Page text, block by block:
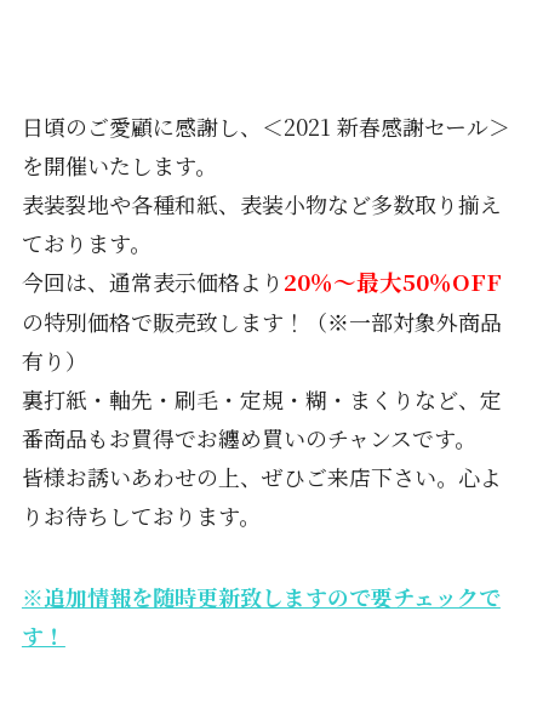
日頃のご愛顧に感謝し、＜2021 新春感謝セール＞
を開催いたします。
表装裂地や各種和紙、表装小物など多数取り揃え
ております。
今回は、通常表示価格より 20％～最大50％OFF
の特別価格で販売致します！（※一部対象外商品
有り）
裏打紙・軸先・刷毛・定規・糊・まくりなど、定
番商品もお買得でお纏め買いのチャンスです。
皆様お誘いあわせの上、ぜひご来店下さい。心よ
りお待ちしております。
※追加情報を随時更新致しますので要チェックで
す！